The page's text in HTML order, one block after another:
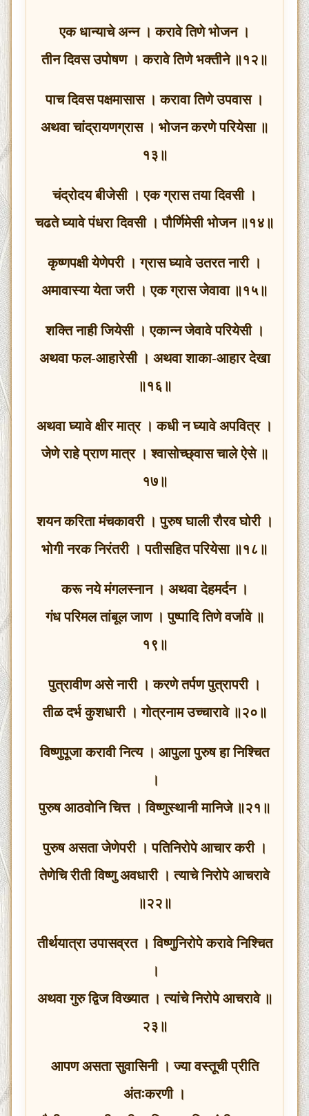
एक धान्याचे अन्न । करावे तिणे भोजन ।
तीन दिवस उपोषण । करावे तिणे भक्तीने ॥१२॥
पाच दिवस पक्षमासास । करावा तिणे उपवास ।
अथवा चांद्रायणग्रास । भोजन करणे परियेसा ॥
१३॥
चंद्रोदय बीजेसी । एक ग्रास तया दिवसी ।
चढते घ्यावे पंधरा दिवसी । पौर्णिमेसी भोजन ॥१४॥
कृष्णपक्षी येणेपरी । ग्रास घ्यावे उतरत नारी ।
अमावास्या येता जरी । एक ग्रास जेवावा ॥१५॥
शक्ति नाही जियेसी । एकान्न जेवावे परियेसी ।
अथवा फल-आहारेसी । अथवा शाका-आहार देखा
॥१६॥
अथवा घ्यावे क्षीर मात्र । कधी न घ्यावे अपवित्र ।
जेणे राहे प्राण मात्र । श्वासोच्छ्वास चाले ऐसे ॥
१७॥
शयन करिता मंचकावरी । पुरुष घाली रौरव घोरी ।
भोगी नरक निरंतरी । पतीसहित परियेसा ॥१८॥
करू नये मंगलस्नान । अथवा देहमर्दन ।
गंध परिमल तांबूल जाण । पुष्पादि तिणे वर्जावे ॥
१९॥
पुत्रावीण असे नारी । करणे तर्पण पुत्रापरी ।
तीळ दर्भ कुशधारी । गोत्रनाम उच्चारावे ॥२०॥
विष्णुपूजा करावी नित्य । आपुला पुरुष हा निश्चित
।
पुरुष आठवोनि चित्त । विष्णुस्थानी मानिजे ॥२१॥
पुरुष असता जेणेपरी । पतिनिरोपे आचार करी ।
तेणेचि रीती विष्णु अवधारी । त्याचे निरोपे आचरावे
॥२२॥
तीर्थयात्रा उपासव्रत । विष्णुनिरोपे करावे निश्चित
।
अथवा गुरु द्विज विख्यात । त्यांचे निरोपे आचरावे ॥
२३॥
आपण असता सुवासिनी । ज्या वस्तूची प्रीति
अंतःकरणी ।